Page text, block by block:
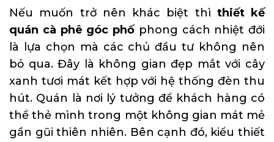
Nếu muốn trở nên khác biệt thì thiết kế
quán cà phê góc phố phong cách nhiệt đới
là lựa chọn mà các chủ đầu tư không nên
bỏ qua. Đây là không gian đẹp mắt với cây
xanh tươi mát kết hợp với hệ thống đèn thu
hút. Quán là nơi lý tưởng để khách hàng có
thể thẻ mình trong một không gian mát mẻ
gần gũi thiên nhiên. Bên cạnh đó, kiểu thiết